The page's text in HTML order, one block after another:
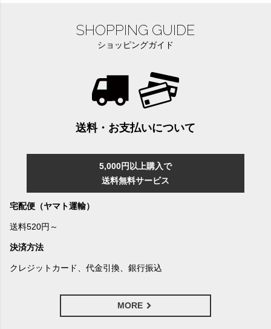
SHOPPING GUIDE
ショッピングガイド
送料・お支払いについて
5,000円以上購入で
送料無料サービス
宅配便（ヤマト運輸）
送料520円～
決済方法
クレジットカード、代金引換、銀行振込
MORE